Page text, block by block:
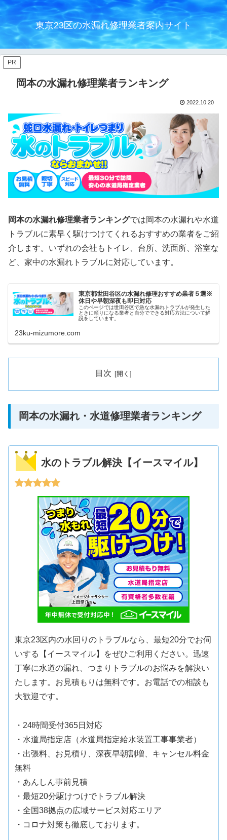
東京23区の水漏れ修理業者案内サイト
PR
岡本の水漏れ修理業者ランキング
2022.10.20
岡本の水漏れ修理業者ランキングでは岡本の水漏れや水道
トラブルに素早く駆けつけてくれるおすすめの業者をご紹
介します。いずれの会社もトイレ、台所、洗面所、浴室な
ど、家中の水漏れトラブルに対応しています。
東京都世田谷区の水漏れ修理おすすめ業者５選※
休日や早朝深夜も即日対応
このページでは世田谷区で急な水漏れトラブルが発生した
ときに頼りになる業者と自分でできる対応方法について解
説をしています。
23ku-mizumore.com
目次
岡本の水漏れ・水道修理業者ランキング
水のトラブル解決【イースマイル】
東京23区内の水回りのトラブルなら、最短20分でお伺
いする【イースマイル】をぜひご利用ください。迅速
丁寧に水道の漏れ、つまりトラブルのお悩みを解決い
たします。お見積もりは無料です。お電話での相談も
大歓迎です。
・24時間受付365日対応
・水道局指定店（水道局指定給水装置工事事業者）
・出張料、お見積り、深夜早朝割増、キャンセル料金
無料
・あんしん事前見積
・最短20分駆けつけでトラブル解決
・全国38拠点の広域サービス対応エリア
・コロナ対策も徹底しております。